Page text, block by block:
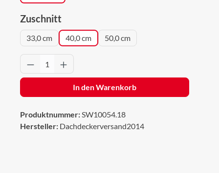
Zuschnitt
33,0 cm 40,0 cm 50,0 cm
Produkt Anzahl: Gib den gewünschten
In den Warenkorb
Produktnummer:SW10054.18
Hersteller: Dachdeckerversand2014